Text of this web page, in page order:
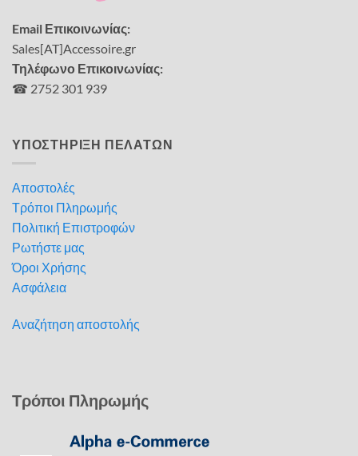
Email Επικοινωνίας:
Sales[AT]Accessoire.gr
Τηλέφωνο Επικοινωνίας:
☎ 2752 301 939
ΥΠΟΣΤΗΡΙΞΗ ΠΕΛΑΤΩΝ
Αποστολές
Τρόποι Πληρωμής
Πολιτική Επιστροφών
Ρωτήστε μας
Όροι Χρήσης
Ασφάλεια
Αναζήτηση αποστολής
Τρόποι Πληρωμής